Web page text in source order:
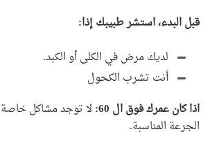
قبل البدء، استشر طبيبك إذا:
لديك مرض في الكلى أو الكبد.
أنت تشرب الكحول
اذا كان عمرك فوق ال 60:
لا توجد مشاكل خاصة
الجرعة المناسبة.